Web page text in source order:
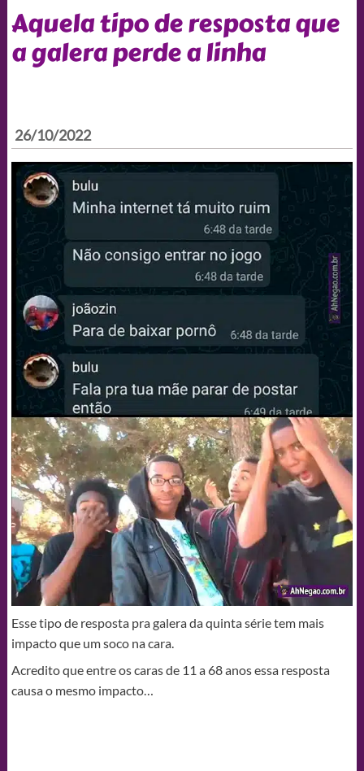
Aquela tipo de resposta que
a galera perde a linha
26/10/2022
Esse tipo de resposta pra galera da quinta série tem mais
impacto que um soco na cara.
Acredito que entre os caras de 11 a 68 anos essa resposta
causa o mesmo impacto…